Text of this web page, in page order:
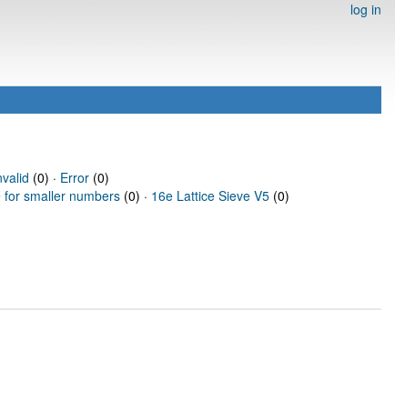
log in
(0) · Error(0)
for smaller numbers (0) · 16e Lattice Sieve V5 (0)